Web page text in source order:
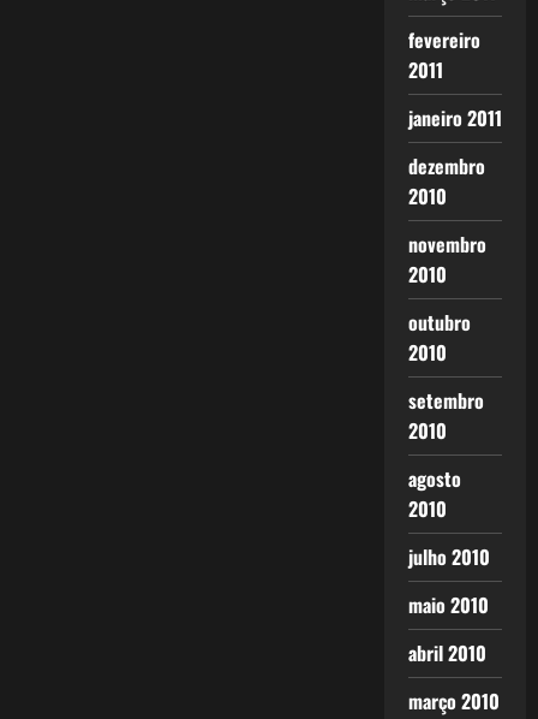
fevereiro
2011
janeiro 2011
dezembro
2010
novembro
2010
outubro
2010
setembro
2010
agosto
2010
julho 2010
maio 2010
abril 2010
março 2010